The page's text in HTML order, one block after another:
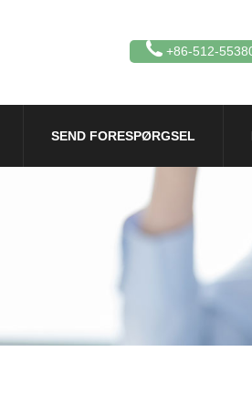
+86-512-
SEND FORESPØRGSEL